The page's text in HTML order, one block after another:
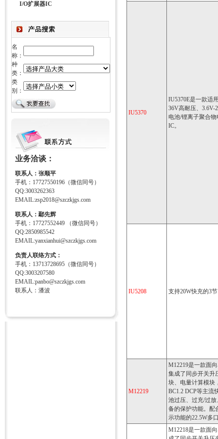
I/O扩展器IC
名
称：
种
类：
类
别：
业务洽谈：
联系人：张顺平
手机：17727550196（微信同号）
QQ:3003262363
EMAIL:zsp2018@szczkjgs.com
联系人：鄢先辉
手机：17727552449 （微信同号）
QQ:2850985542
EMAIL:yanxianhui@szczkjgs.com
负责人联络方式：
手机：13713728695（微信同号）
QQ:3003207580
EMAIL:panbo@szczkjgs.com
联系人：潘波
IU5370
IU5370E是一款适
36V高耐压、3.6V-
电池/锂离子聚合
IC。
IU5208 支持20W快充的3
M12219
M12219是一款面
集成了同步开关升
块、电量计算模块
BC1.2 DCP等主流
池过压、过充/过
备的保护功能。配
示功能的22.5W多
M12218是一款面